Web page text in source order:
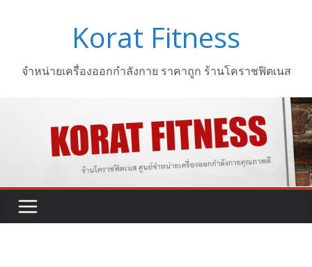
Korat Fitness
จำหน่ายเครื่องออกกำลังกาย ราคาถูก ร้านโคราชฟิตเนส